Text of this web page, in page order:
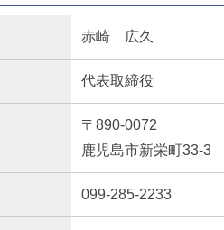
赤崎 広久
代表取締役
〒890-0072
鹿児島市新栄町33-3
099-285-2233